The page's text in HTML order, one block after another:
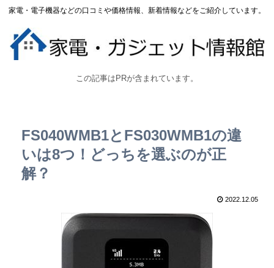
家電・電子機器などの口コミや価格情報、新着情報などをご紹介しています。
この記事はPRが含まれています。
FS040WMB1とFS030WMB1の違
いは8つ！どっちを選ぶのが正
解？
2022.12.05